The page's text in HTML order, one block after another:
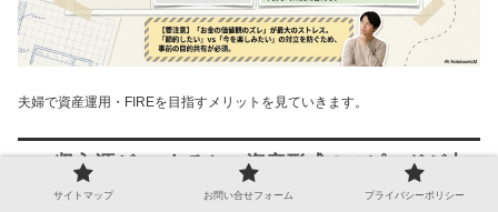
夫婦で資産運用・FIREを目指すメリットを見ていきます。
1. 収入源が2つあると、資産形成のスピードが上
がりやすい
サイトマップ お問い合せフォーム プライバシーポリシー